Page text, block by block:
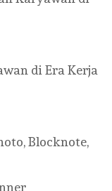
di Era Kerja
Blocknote,